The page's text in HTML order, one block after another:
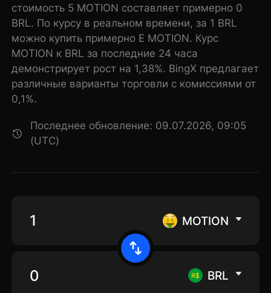
стоимость 5 MOTION составляет примерно 0
BRL. По курсу в реальном времени, за 1 BRL
можно купить примерно E MOTION. Курс
MOTION к BRL за последние 24 часа
демонстрирует рост на 1,38%. BingX предлагает
различные варианты торговли с комиссиями от
0,1%.
Последнее обновление: 09.07.2026, 09:05
(UTC)
MOTION
BRL